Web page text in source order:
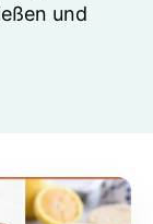
und